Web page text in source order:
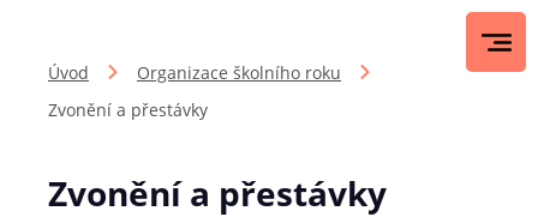
Úvod
Organizace školního roku
Zvonění a přestávky
Zvonění a přestávky